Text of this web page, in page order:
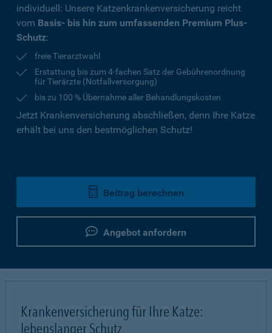
individuell: Unsere Katzenkrankenversicherung reicht
vom Basis- bis hin zum umfassenden Premium Plus-
Schutz:
freie Tierarztwahl
Erstattung bis zum 4-fachen Satz der Gebührenordnung
für Tierärzte (Notfallversorgung)
bis zu 100 % Übernahme aller Behandlungskosten
Jetzt Krankenversicherung abschließen, denn Ihre Katze
erhält bei uns den bestmöglichen Schutz!
Beitrag berechnen
Angebot anfordern
Krankenversicherung für Ihre Katze:
lebenslanger Schutz